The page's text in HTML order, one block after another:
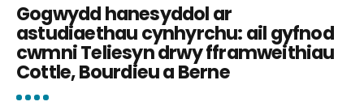
Gogwydd hanesyddol ar
astudiaethau cynhyrchu: ail gyfnod
cwmni Teliesyn drwy fframweithiau
Cottle, Bourdieu a Berne